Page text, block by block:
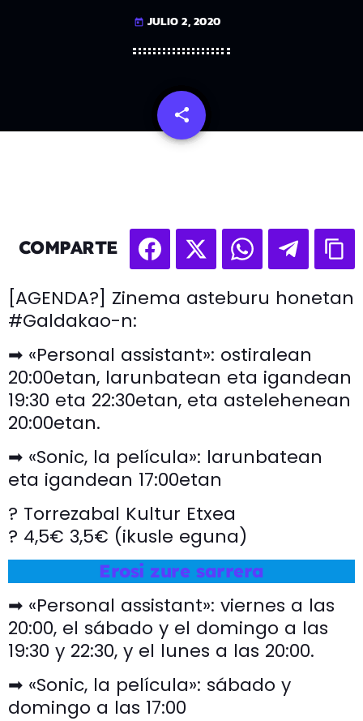
today JULIO 2, 2020
share
email
COMPARTE
[AGENDA?] Zinema asteburu honetan
#Galdakao-n:
➡ «Personal assistant»: ostiralean
20:00etan, larunbatean eta igandean
19:30 eta 22:30etan, eta astelehenean
20:00etan.
➡ «Sonic, la película»: larunbatean
eta igandean 17:00etan
? Torrezabal Kultur Etxea
? 4,5€ 3,5€ (ikusle eguna)
Erosi zure sarrera
➡ «Personal assistant»: viernes a las
20:00, el sábado y el domingo a las
19:30 y 22:30, y el lunes a las 20:00.
➡ «Sonic, la película»: sábado y
domingo a las 17:00